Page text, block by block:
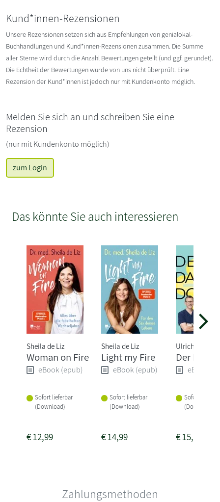
Kund*innen-Rezensionen
Unsere Rezensionen setzen sich aus Empfehlungen von genialokal-
Buchhandlungen und Kund*innen-Rezensionen zusammen. Die Summe
aller Sterne wird durch die Anzahl Bewertungen geteilt (und ggf. gerundet).
Die Echtheit der Bewertungen wurde von uns nicht überprüft. Eine
Rezension der Kund*innen ist jedoch nur mit Kundenkonto möglich.
Melden Sie sich an und schreiben Sie eine
Rezension
(nur mit Kundenkonto möglich)
zum Login
Das könnte Sie auch interessieren
Sheila de Liz
Woman on Fire
eBook (epub)
Sofort lieferbar
(Download)
€12,99
Sheila de Liz
Light my Fire
eBook (epub)
Sofort lieferbar
(Download)
€14,99
Ulrich Selz
Der
eBook
Sofort
(Download)
€15,99
Zahlungsmethoden